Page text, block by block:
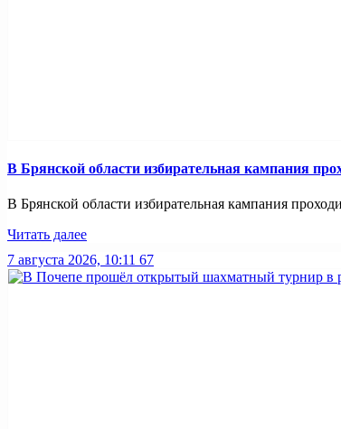
В Брянской области избирательная кампания
В Брянской области избирательная кампания
Читать далее
7 августа 2026, 10:11 67